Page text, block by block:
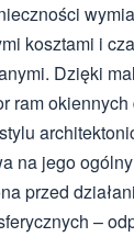
kosztami i
Dzięki
ram
na jego
przed
–